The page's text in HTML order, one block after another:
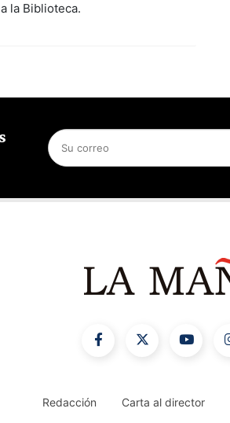
la Biblioteca.
Redacción Carta al director